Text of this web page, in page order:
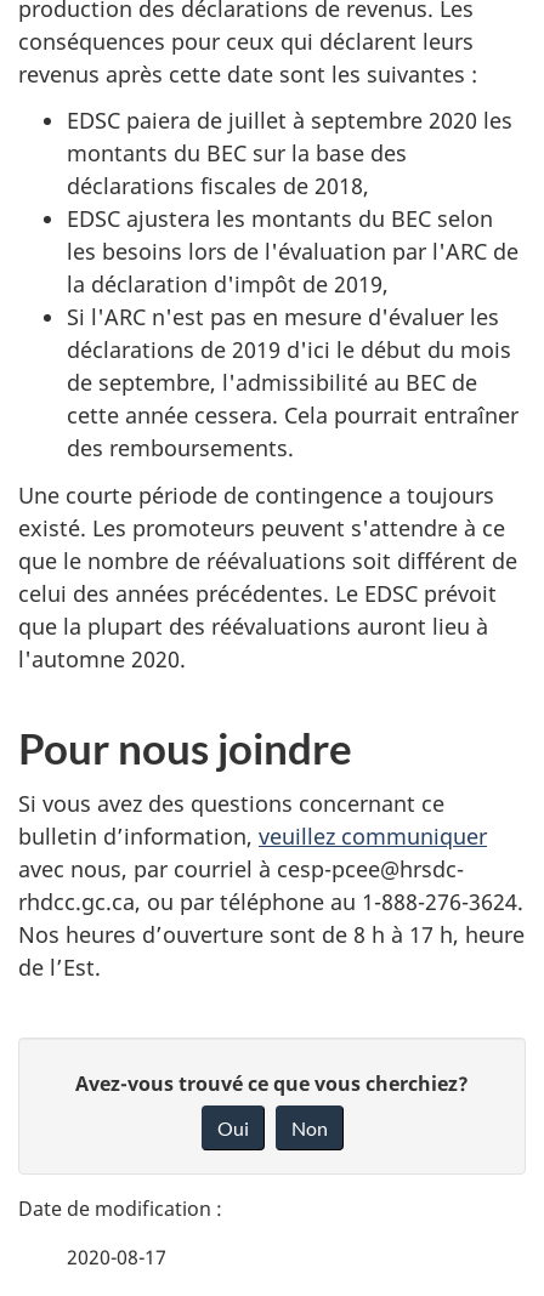
production des déclarations de revenus. Les
conséquences pour ceux qui déclarent leurs
revenus après cette date sont les suivantes :
EDSC paiera de juillet à septembre 2020 les
montants du BEC sur la base des
déclarations fiscales de 2018,
EDSC ajustera les montants du BEC selon
les besoins lors de l'évaluation par l'ARC de
la déclaration d'impôt de 2019,
Si l'ARC n'est pas en mesure d'évaluer les
déclarations de 2019 d'ici le début du mois
de septembre, l'admissibilité au BEC de
cette année cessera. Cela pourrait entraîner
des remboursements.
Une courte période de contingence a toujours
existé. Les promoteurs peuvent s'attendre à ce
que le nombre de réévaluations soit différent de
celui des années précédentes. Le EDSC prévoit
que la plupart des réévaluations auront lieu à
l'automne 2020.
Pour nous joindre
Si vous avez des questions concernant ce
bulletin d’information, veuillez communiquer
avec nous, par courriel à cesp-pcee@hrsdc-
rhdcc.gc.ca, ou par téléphone au 1-888-276-3624.
Nos heures d’ouverture sont de 8 h à 17 h, heure
de l’Est.
t
a
n
Avez-vous trouvé ce que vous cherchiez?
Oui Non
2020-08-17